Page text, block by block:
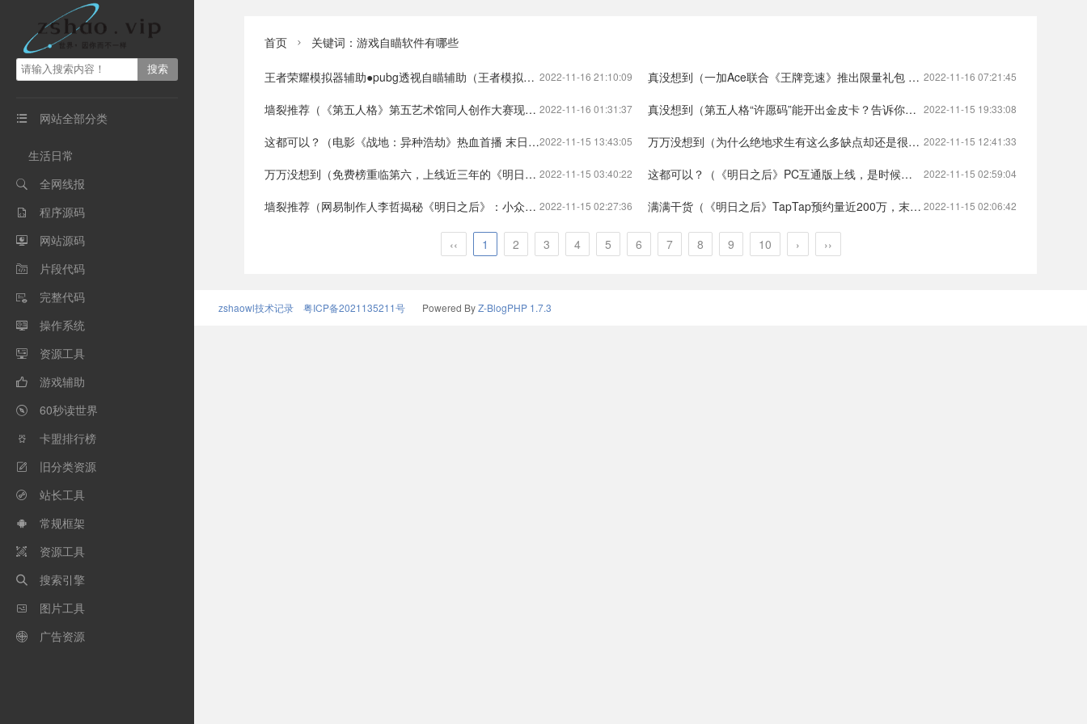
 网站全部分类
生活日常
 全网线报
 程序源码
 网站源码
 片段代码
 完整代码
 操作系统
 资源工具
 游戏辅助
 60秒读世界
 卡盟排行榜
 旧分类资源
 站长工具
 常规框架
 资源工具
 搜索引擎
 图片工具
 广告资源
首页  关键词：游戏自瞄软件有哪些
2022-11-16 21:10:09
王者荣耀模拟器辅助●pubg透视自瞄辅助（王者模拟器脚本） 2022-11-16 07:21:45
真没想到（一加Ace联合《王牌竞速》推出限量礼包 助力学子开启新赛道）绝对ace王牌竞速
2022-11-16 01:31:37
墙裂推荐（《第五人格》第五艺术馆同人创作大赛现已全面开启）第五人格自创皮肤如何投稿第五人格 2022-11-15 19:33:08
真没想到（第五人格“许愿码”能开出金皮卡？告诉你答案，别交ZSS了！）第五人格许愿码紫皮卡第五人格
2022-11-15 13:43:05
这都可以？（电影《战地：异种浩劫》热血首播 末日求生人类绝地反击外星异兽）电影战地情人豆瓣评分多少绝地求生 2022-11-15 12:41:33
万万没想到（为什么绝地求生有这么多缺点却还是很火？）绝地求生为什么不火绝地求生
2022-11-15 03:40:22
万万没想到（免费榜重临第六，上线近三年的《明日之后》为什么还能这么六？）明日之后16号更新内容明日之后 2022-11-15 02:59:04
这都可以？（《明日之后》PC互通版上线，是时候重新审视它的进阶之路了）明日之后pc端怎么下载?明日之后
2022-11-15 02:27:36
墙裂推荐（网易制作人李哲揭秘《明日之后》：小众题材如何大众化成功）明日之后策划李哲微博明日之后 2022-11-15 02:06:42
满满干货（《明日之后》TapTap预约量近200万，末日生存类手游市场蓄势待爆！）明日之后周年庆是几月几日明日之后
‹‹ 1 2 3 4 5 6 7 8 9 10 › ››
zshaowl技术记录 粤ICP备2021135211号 Powered ByZ-BlogPHP 1.7.3